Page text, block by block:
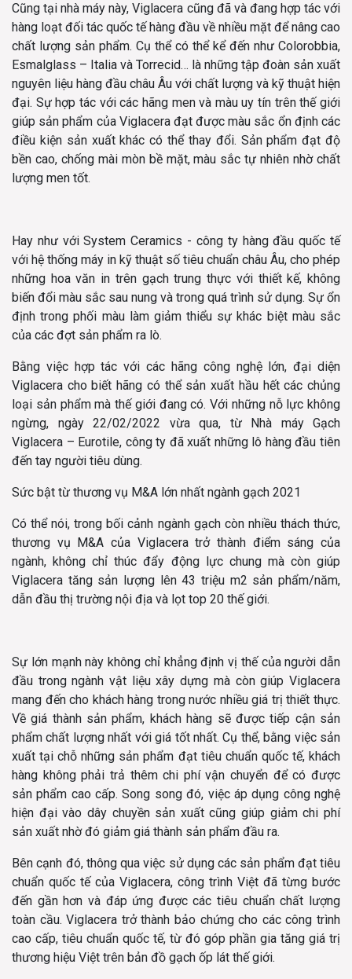
Cũng tại nhà máy này, Viglacera cũng đã và đang hợp tác với
hàng loạt đối tác quốc tế hàng đầu về nhiều mặt để nâng cao
chất lượng sản phẩm. Cụ thể có thể kể đến như Colorobbia,
Esmalglass – Italia và Torrecid… là những tập đoàn sản xuất
nguyên liệu hàng đầu châu Âu với chất lượng và kỹ thuật hiện
đại. Sự hợp tác với các hãng men và màu uy tín trên thế giới
giúp sản phẩm của Viglacera đạt được màu sắc ổn định các
điều kiện sản xuất khác có thể thay đổi. Sản phẩm đạt độ
bền cao, chống mài mòn bề mặt, màu sắc tự nhiên nhờ chất
lượng men tốt.
Hay như với System Ceramics - công ty hàng đầu quốc tế
với hệ thống máy in kỹ thuật số tiêu chuẩn châu Âu, cho phép
những hoa văn in trên gạch trung thực với thiết kế, không
biến đổi màu sắc sau nung và trong quá trình sử dụng. Sự ổn
định trong phối màu làm giảm thiểu sự khác biệt màu sắc
của các đợt sản phẩm ra lò.
Bằng việc hợp tác với các hãng công nghệ lớn, đại diện
Viglacera cho biết hãng có thể sản xuất hầu hết các chủng
loại sản phẩm mà thế giới đang có. Với những nỗ lực không
ngừng, ngày 22/02/2022 vừa qua, từ Nhà máy Gạch
Viglacera – Eurotile, công ty đã xuất những lô hàng đầu tiên
đến tay người tiêu dùng.
Sức bật từ thương vụ M&A lớn nhất ngành gạch 2021
Có thể nói, trong bối cảnh ngành gạch còn nhiều thách thức,
thương vụ M&A của Viglacera trở thành điểm sáng của
ngành, không chỉ thúc đẩy động lực chung mà còn giúp
Viglacera tăng sản lượng lên 43 triệu m2 sản phẩm/năm,
dẫn đầu thị trường nội địa và lọt top 20 thế giới.
Sự lớn mạnh này không chỉ khẳng định vị thế của người dẫn
đầu trong ngành vật liệu xây dựng mà còn giúp Viglacera
mang đến cho khách hàng trong nước nhiều giá trị thiết thực.
Về giá thành sản phẩm, khách hàng sẽ được tiếp cận sản
phẩm chất lượng nhất với giá tốt nhất. Cụ thể, bằng việc sản
xuất tại chỗ những sản phẩm đạt tiêu chuẩn quốc tế, khách
hàng không phải trả thêm chi phí vận chuyển để có được
sản phẩm cao cấp. Song song đó, việc áp dụng công nghệ
hiện đại vào dây chuyền sản xuất cũng giúp giảm chi phí
sản xuất nhờ đó giảm giá thành sản phẩm đầu ra.
Bên cạnh đó, thông qua việc sử dụng các sản phẩm đạt tiêu
chuẩn quốc tế của Viglacera, công trình Việt đã từng bước
đến gần hơn và đáp ứng được các tiêu chuẩn chất lượng
toàn cầu. Viglacera trở thành bảo chứng cho các công trình
cao cấp, tiêu chuẩn quốc tế, từ đó góp phần gia tăng giá trị
thương hiệu Việt trên bản đồ gạch ốp lát thế giới.